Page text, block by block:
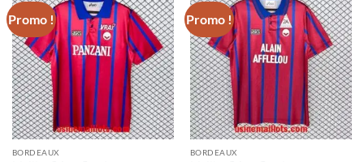
Promo !
BORDEAUX
Promo !
BORDEAUX